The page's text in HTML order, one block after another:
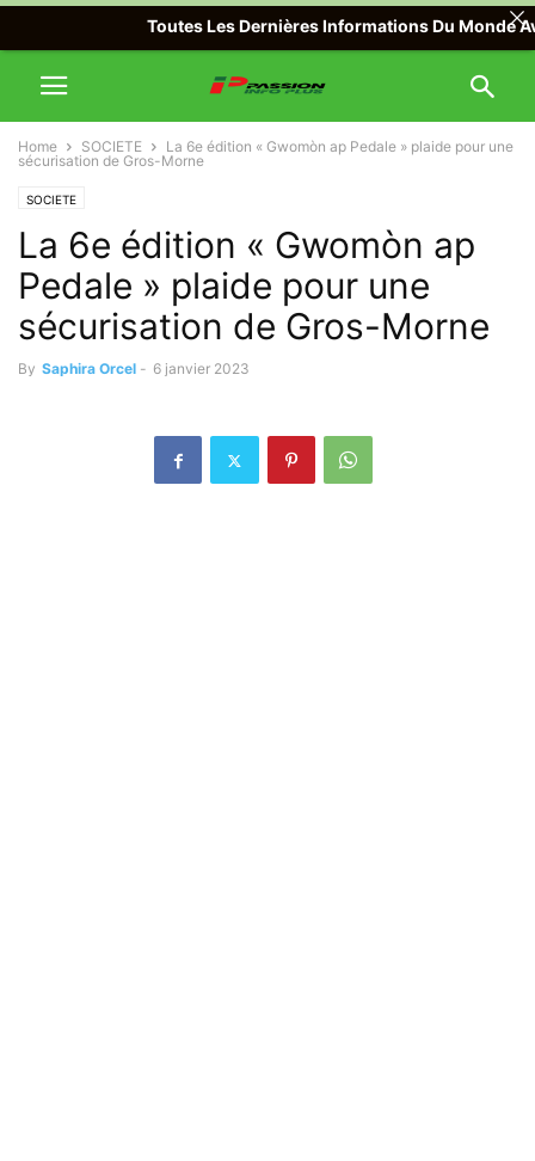
Home SOCIETE
La 6e édition « Gwomòn ap Pedale » plaide pour une
sécurisation de Gros-Morne
SOCIETE
La 6e édition « Gwomòn ap
Pedale » plaide pour une
sécurisation de Gros-Morne
By Saphira Orcel - 6 janvier 2023
Toutes Les Dernières Informations Du Monde